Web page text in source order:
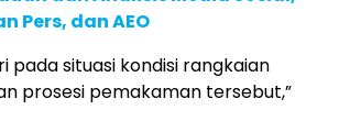
Pers, dan AEO
pada situasi kondisi rangkaian
prosesi pemakaman tersebut,”